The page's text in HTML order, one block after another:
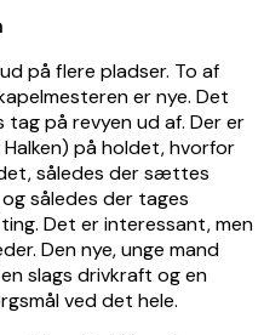
på flere pladser. To af
er nye. Det
på revyen ud af. Der er
på holdet, hvorfor
således der sættes
således der tages
Det er interessant, men
Den nye, unge mand
slags drivkraft og en
ved det hele.